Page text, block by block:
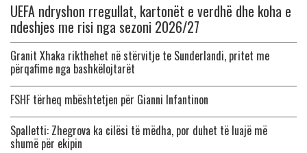
UEFA ndryshon rregullat, kartonët e verdhë dhe koha e
ndeshjes me risi nga sezoni 2026/27
Granit Xhaka rikthehet në stërvitje te Sunderlandi, pritet me
përqafime nga bashkëlojtarët
FSHF tërheq mbështetjen për Gianni Infantinon
Spalletti: Zhegrova ka cilësi të mëdha, por duhet të luajë më
shumë për ekipin